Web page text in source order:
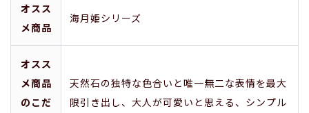
オスス
メ商品
海月姫シリーズ
オスス
メ商品
のこだ
天然石の独特な色合いと唯一無二な表情を最大
限引き出し、大人が可愛いと思える、シンプル